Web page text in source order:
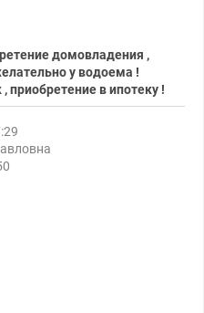
домовладения ,
у водоема !
приобретение в ипотеку !